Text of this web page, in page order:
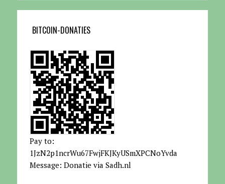
BITCOIN-DONATIES
Pay to:
1JzN2p1ncrWu67FwjFKJKyUSmXPCNoYvda
Message: Donatie via Sadh.nl